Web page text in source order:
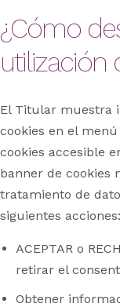
¿Cómo
utilización
El Titular muestra
cookies en el
cookies accesible
banner de cookies
tratamiento de
siguientes acciones:
ACEPTAR o
retirar el
Obtener